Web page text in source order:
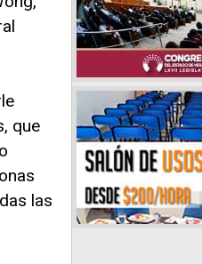
que
las